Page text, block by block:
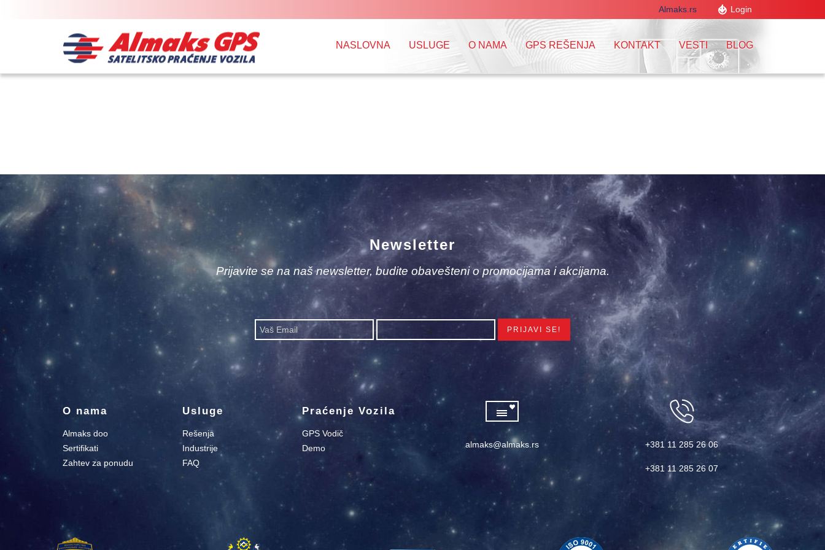
Almaks.rs Login
NASLOVNA USLUGE O NAMA GPS REŠENJA KONTAKT VESTI BLOG
Newsletter
Prijavite se na naš newsletter, budite obavešteni o promocijama i akcijama.
O nama
Almaks doo
Sertifikati
Zahtev za ponudu
Usluge
Rešenja
Industrije
FAQ
Praćenje Vozila
GPS Vodič
Demo
almaks@almaks.rs +381 11 285 26 06
+381 11 285 26 07